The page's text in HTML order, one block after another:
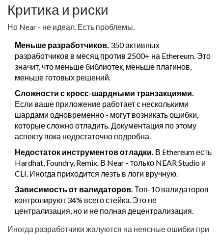
Критика и риски
Но Near - не идеал. Есть проблемы.
Меньше разработчиков. 350 активных
разработчиков в месяц против 2500+ на Ethereum. Это
значит, что меньше библиотек, меньше плагинов,
меньше готовых решений.
Сложности с кросс-шардными транзакциями.
Если ваше приложение работает с несколькими
шардами одновременно - могут возникать ошибки,
которые сложно отладить. Документация по этому
аспекту пока недостаточно подробна.
Недостаток инструментов отладки. В Ethereum есть
Hardhat, Foundry, Remix. В Near - только NEAR Studio и
CLI. Иногда приходится лезть в логи вручную.
Зависимость от валидаторов. Топ-10 валидаторов
контролируют 34% всего стейка. Это не
централизация, но и не полная децентрализация.
Иногда разработчики жалуются на неясные ошибки при